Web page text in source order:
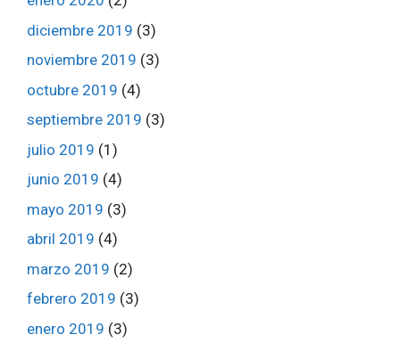
diciembre 2019 (3)
noviembre 2019 (3)
octubre 2019 (4)
septiembre 2019 (3)
julio 2019 (1)
junio 2019 (4)
mayo 2019 (3)
abril 2019 (4)
marzo 2019 (2)
febrero 2019 (3)
enero 2019 (3)